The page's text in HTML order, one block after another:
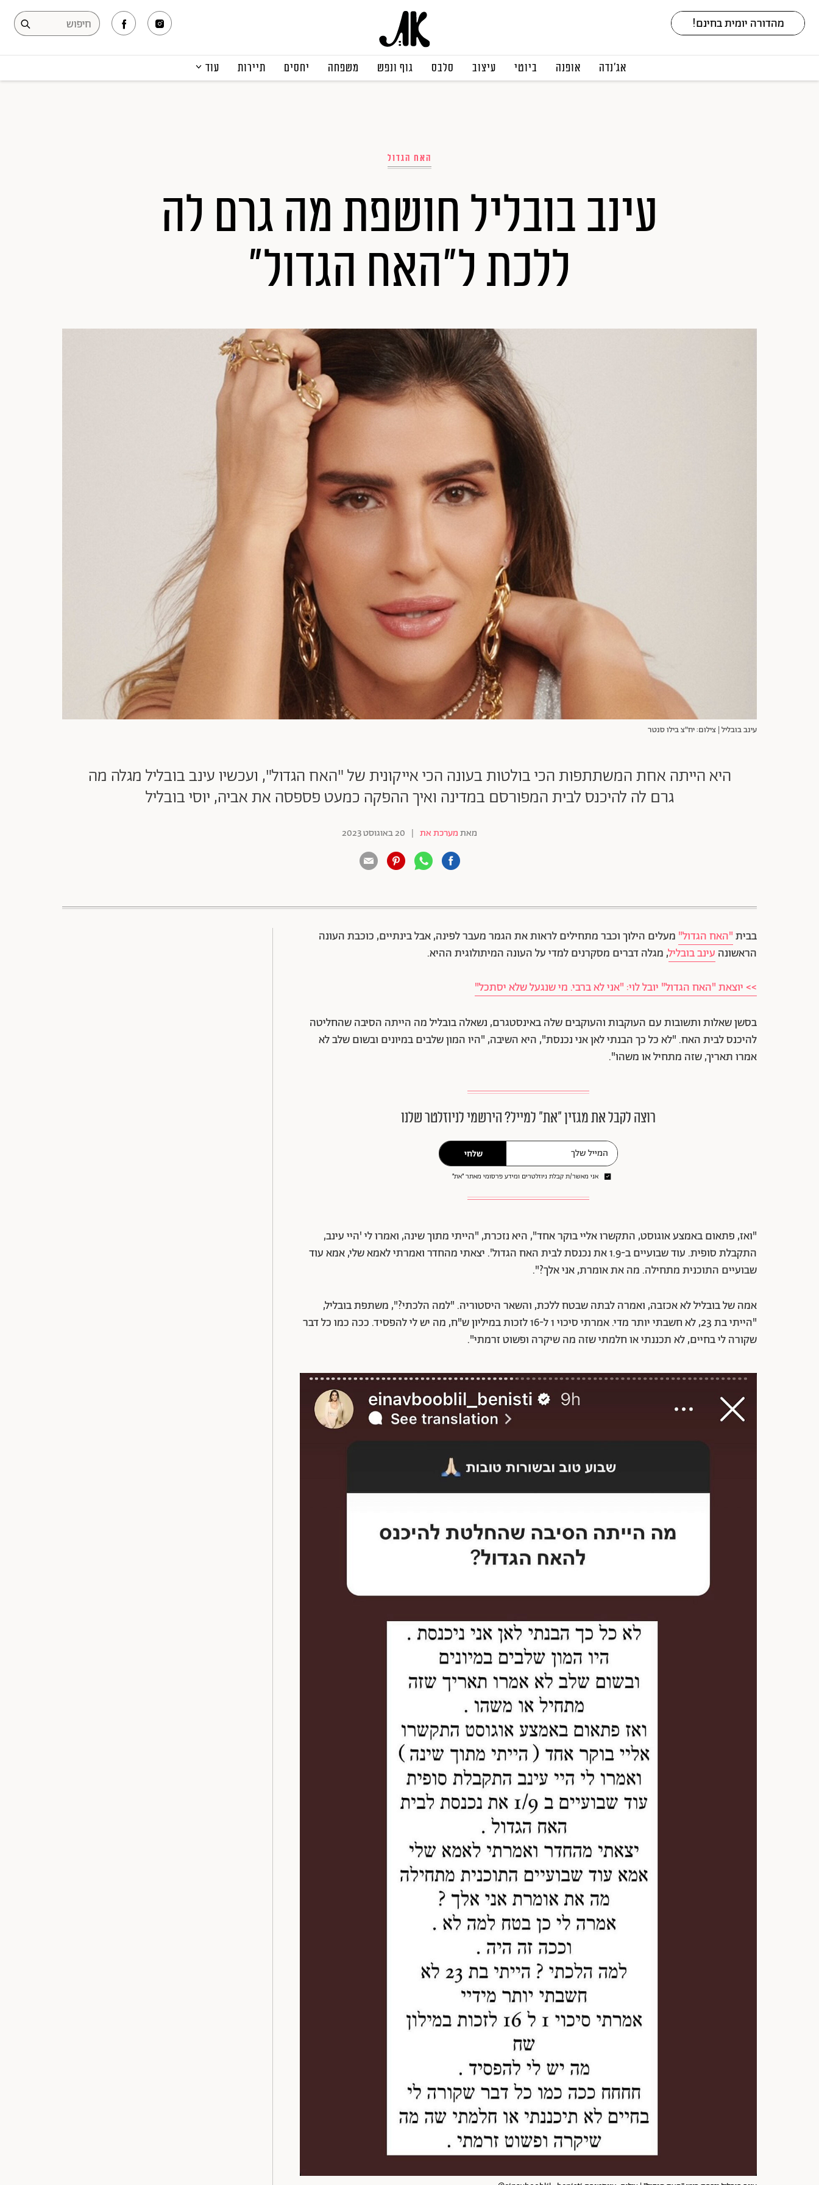
אג׳נדה אופנה ביוטי עיצוב סלבס גוף ונפש משפחה יחסים תיירות עוד
האח הגדול
עינב בובליל חושפת מה גרם לה
ללכת ל"האח הגדול"
עינב בובליל | צילום: יח"צ בילו סנטר
היא הייתה אחת המשתתפות הכי בולטות בעונה הכי אייקונית של "האח הגדול", ועכשיו עינב בובליל מגלה מה
גרם לה להיכנס לבית המפורסם במדינה ואיך ההפקה כמעט פספסה את אביה, יוסי בובליל
מאתמערכת את | 20 באוגוסט 2023
בבית"האח הגדול" מעלים הילוך וכבר מתחילים לראות את הגמר מעבר לפינה, אבל בינתיים, כוכבת העונה
הראשונה עינב בובליל, מגלה דברים מסקרנים למדי על העונה המיתולוגית ההיא.
>> יוצאת "האח הגדול" יובל לוי: "אני לא ברבי. מי שנגעל שלא יסתכל"
בסשן שאלות ותשובות עם העוקבות והעוקבים שלה באינסטגרם, נשאלה בובליל מה הייתה הסיבה שהחליטה
להיכנס לבית האח. "לא כל כך הבנתי לאן אני נכנסת", היא השיבה, "היו המון שלבים במיונים ובשום שלב לא
אמרו תאריך, שזה מתחיל או משהו".
רוצה לקבל את מגזין ״את״ למייל? הירשמי לניוזלטר שלנו
שלחי
אני מאשר/ת קבלת ניוזלטרים ומידע פרסומי מאתר ״את״
"ואז, פתאום באמצע אוגוסט, התקשרו אליי בוקר אחד", היא נזכרת, "הייתי מתוך שינה, ואמרו לי 'היי עינב,
התקבלת סופית. עוד שבועיים ב-1.9 את נכנסת לבית האח הגדול'. יצאתי מהחדר ואמרתי לאמא שלי, אמא עוד
שבועיים התוכנית מתחילה. מה את אומרת, אני אלך?".
אמה של בובליל לא אכזבה, ואמרה לבתה שבטח ללכת, והשאר היסטוריה. "למה הלכתי?", משתפת בובליל,
"הייתי בת 23, לא חשבתי יותר מדי. אמרתי סיכוי 1 ל-16 לזכות במיליון ש"ח, מה יש לי להפסיד. ככה כמו כל דבר
שקורה לי בחיים, לא תכננתי או חלמתי שזה מה שיקרה ופשוט זרמתי".